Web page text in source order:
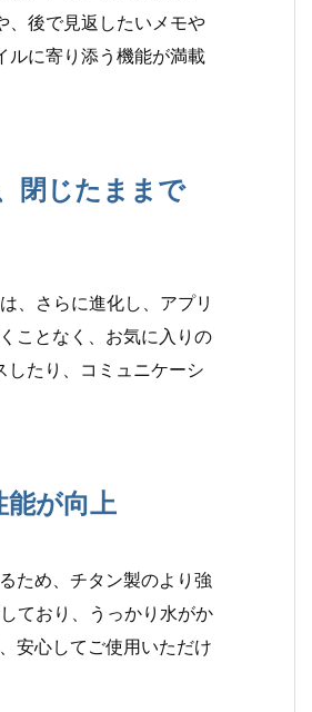
、後で見返したいメモや
ルに寄り添う機能が満載
閉じたままで
、さらに進化し、アプリ
ことなく、お気に入りの
したり、コミュニケーシ
が向上
ため、チタン製のより強
ており、うっかり水がか
安心してご使用いただけ